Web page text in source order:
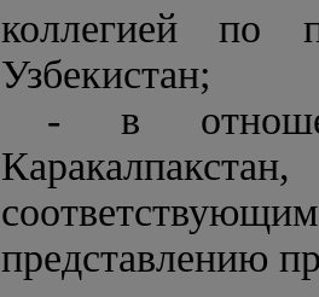
коллегией по
Узбекистан;
- в
представлению